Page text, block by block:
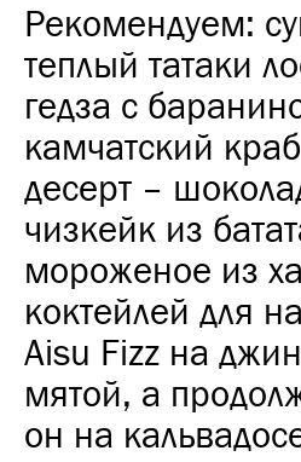
Рекомендуем:
теплый татаки
гедза с
камчатский
десерт –
чизкейк из
мороженое из
коктейлей для
Aisu Fizz на
мятой, а
он на